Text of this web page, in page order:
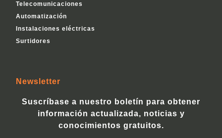
Telecomunicaciones
Automatización
Instalaciones eléctricas
Surtidores
Newsletter
Suscríbase a nuestro boletín para obtener
información actualizada, noticias y
conocimientos gratuitos.